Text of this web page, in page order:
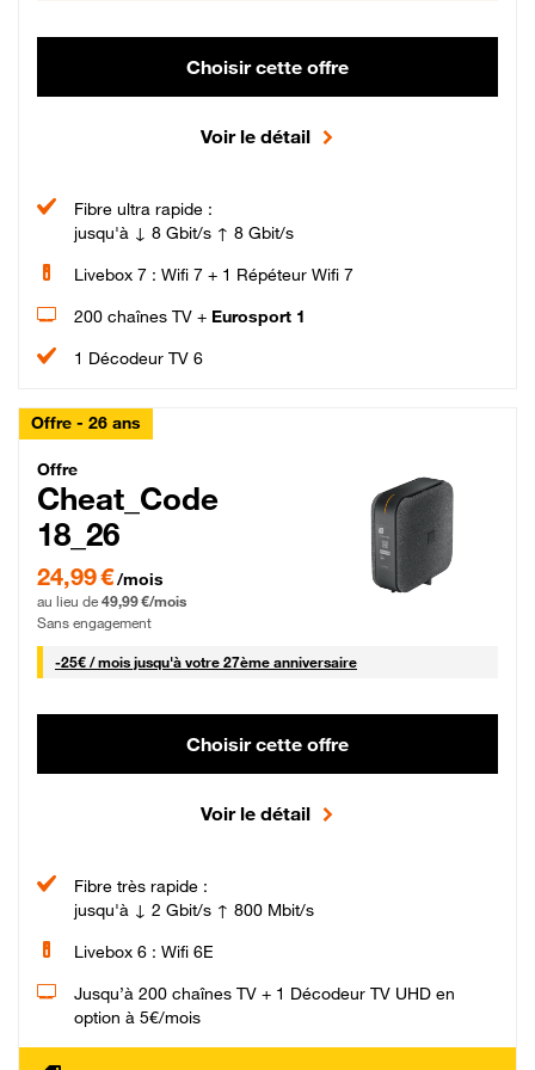
Choisir cette offre
Voir le détail
Fibre ultra rapide :
jusqu'à ↓ 8 Gbit/s ↑ 8 Gbit/s
Livebox 7 : Wifi 7 + 1 Répéteur Wifi 7
200 chaînes TV + Eurosport 1
1 Décodeur TV 6
Offre - 26 ans
Cheat_Code Fibre_18_26
Offre
Cheat_Code
18_26
24,99 € par mois pendant 0 mois puis 49,99 € par mois, Sans engagement
24,99 €/mois
au lieu de 49,99 €/mois
Sans engagement
-25€ / mois25 € par mois
jusqu'à votre 27ème anniversaire
Choisir cette offre
Voir le détail
Fibre très rapide :
jusqu'à ↓ 2 Gbit/s ↑ 800 Mbit/s
Livebox 6 : Wifi 6E
Jusqu’à 200 chaînes TV + 1 Décodeur TV UHD en
option à 5€/mois